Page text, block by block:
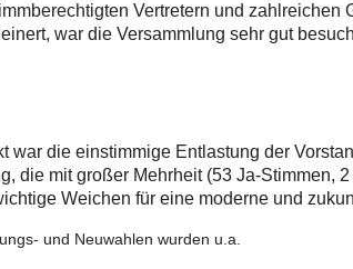
Vertretern und zahlreichen
war die Versammlung sehr gut
war die einstimmige Entlastung der
die mit großer Mehrheit (53 Ja-Stimmen,
Weichen für eine moderne und
und Neuwahlen wurden u.a.